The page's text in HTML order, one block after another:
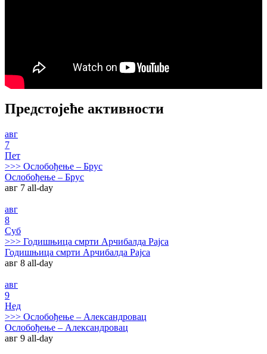
Предстојеће активности
авг
7
Пет
>>> Ослобођење – Брус
Ослобођење – Брус
авг 7 all-day
авг
8
Суб
>>> Годишњица смрти Арчибалда Рајса
Годишњица смрти Арчибалда Рајса
авг 8 all-day
авг
9
Нед
>>> Ослобођење – Александровац
Ослобођење – Александровац
авг 9 all-day